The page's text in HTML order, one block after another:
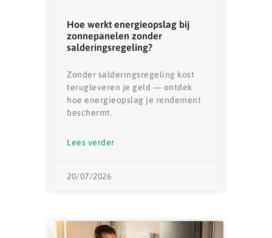
Hoe werkt energieopslag bij
zonnepanelen zonder
salderingsregeling?
Zonder salderingsregeling kost
terugleveren je geld — ontdek
hoe energieopslag je rendement
beschermt.
Lees verder
20/07/2026